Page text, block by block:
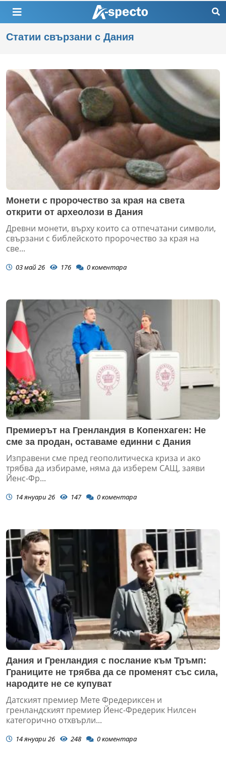
Статии свързани с Дания
Монети с пророчество за края на света
открити от археолози в Дания
Древни монети, върху които са отпечатани символи,
свързани с библейското пророчество за края на
све...
03 май 26 176 0коментара
Премиерът на Гренландия в Копенхаген: Не
сме за продан, оставаме единни с Дания
Изправени сме пред геополитическа криза и ако
трябва да избираме, няма да изберем САЩ, заяви
Йенс-Фр...
14 януари 26 147 0коментара
Дания и Гренландия с послание към Тръмп:
Границите не трябва да се променят със сила,
народите не се купуват
Датският премиер Мете Фредериксен и
гренландският премиер Йенс-Фредерик Нилсен
категорично отхвърли...
14 януари 26 248 0коментара